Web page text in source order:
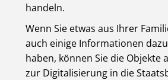
handeln.
Wenn Sie etwas aus Ihrer
auch einige Informationen
haben, können Sie die Objekte
zur Digitalisierung in die